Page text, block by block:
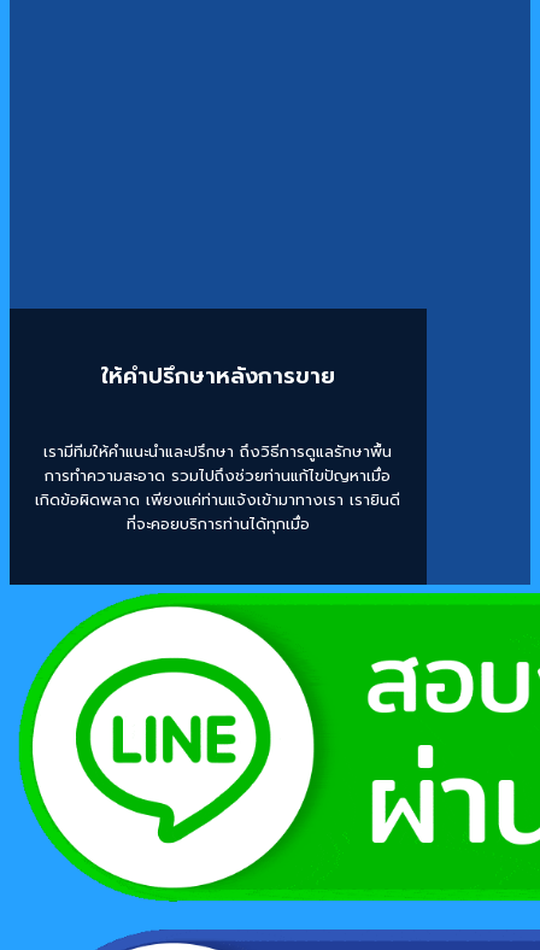
ให้คำปรึกษาหลังการขาย
เรามีทีมให้คำแนะนำและปรึกษา ถึงวิธีการดูแลรักษาพื้น
การทำความสะอาด รวมไปถึงช่วยท่านแก้ไขปัญหาเมื่อ
เกิดข้อผิดพลาด เพียงแค่ท่านแจ้งเข้ามาทางเรา เรายินดี
ที่จะคอยบริการท่านได้ทุกเมื่อ